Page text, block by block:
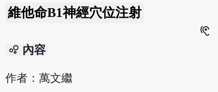
維他命B1神經穴位注射
hearing
bubble_chart 內容
作者：萬文繼